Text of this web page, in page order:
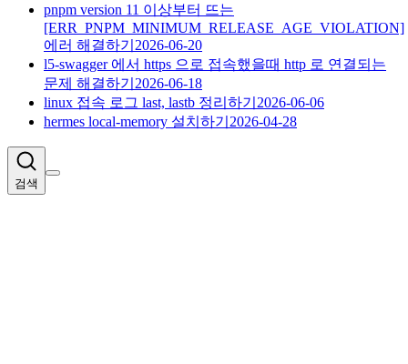
pnpm version 11 이상부터 뜨는
[ERR_PNPM_MINIMUM_RELEASE_AGE_VIOLATION]
에러 해결하기 2026-06-20
l5-swagger 에서 https 으로 접속했을때 http 로 연결되는
문제 해결하기 2026-06-18
linux 접속 로그 last, lastb 정리하기 2026-06-06
hermes local-memory 설치하기 2026-04-28
검색